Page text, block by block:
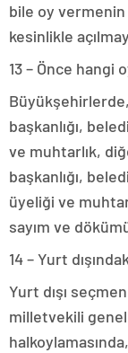
bile oy
kesinlikle
13 – Önce hangi
başkanlığı,
ve muhtarlık,
başkanlığı,
üyeliği ve
sayım ve
14 – Yurt
Yurt dışı
milletvekili